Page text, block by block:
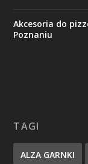
Akcesoria do
Poznaniu
TAGI
ALZA GARNKI